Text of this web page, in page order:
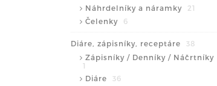
Náhrdelníky a náramky
21
Čelenky
6
Diáre, zápisníky, receptáre
38
Zápisníky / Denníky / Náčrtníky
1
Diáre
36